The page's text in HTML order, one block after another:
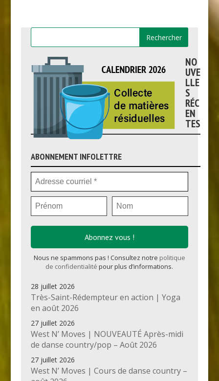
ABONNEMENT INFOLETTRE
Nous ne spammons pas ! Consultez notre politique
de confidentialité pour plus d’informations.
NO
UVE
LLE
S
RÉC
EN
TES
28 juillet 2026
Très-Saint-Rédempteur en action | Yoga
en août 2026
27 juillet 2026
West N’ Moves | NOUVEAUTÉ Après-midi
de danse country/pop – Août 2026
27 juillet 2026
West N’ Moves | Cours de danse country –